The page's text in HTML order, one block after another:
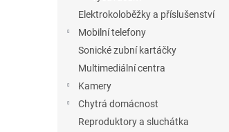
Elektrokoloběžky a příslušenství
Mobilní telefony
Sonické zubní kartáčky
Multimediální centra
Kamery
Chytrá domácnost
Reproduktory a sluchátka